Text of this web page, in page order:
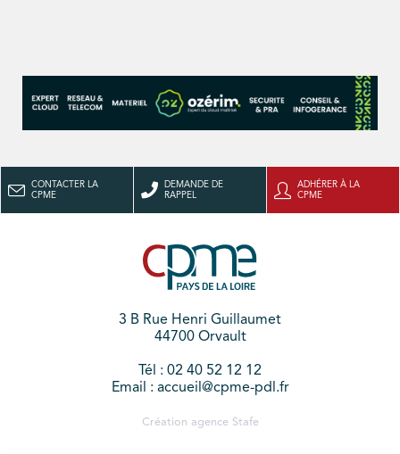
CONTACTER LA
CPME
DEMANDE DE
RAPPEL
ADHÉRER À LA
CPME
3 B Rue Henri Guillaumet
44700 Orvault
Tél : 02 40 52 12 12
Email : accueil@cpme-pdl.fr
Création agence Stafe